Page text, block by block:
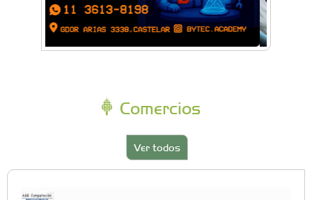
Comercios
Ver todos